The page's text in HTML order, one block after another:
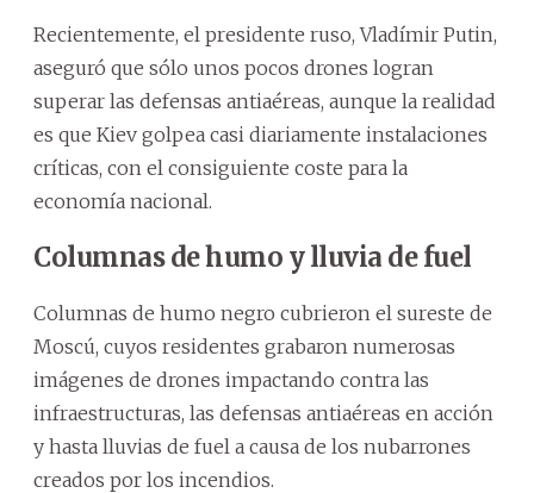
Recientemente, el presidente ruso, Vladímir Putin,
aseguró que sólo unos pocos drones logran
superar las defensas antiaéreas, aunque la realidad
es que Kiev golpea casi diariamente instalaciones
críticas, con el consiguiente coste para la
economía nacional.
Columnas de humo y lluvia de fuel
Columnas de humo negro cubrieron el sureste de
Moscú, cuyos residentes grabaron numerosas
imágenes de drones impactando contra las
infraestructuras, las defensas antiaéreas en acción
y hasta lluvias de fuel a causa de los nubarrones
creados por los incendios.